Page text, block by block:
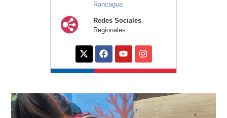
Rancagua
Redes Sociales
Regionales